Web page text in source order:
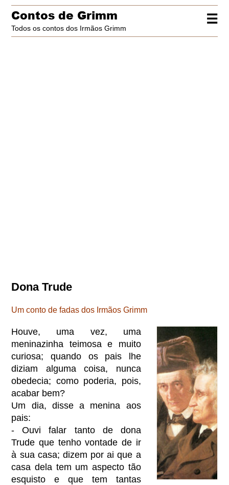
☰
Contos de Grimm
Todos os contos dos Irmãos Grimm
Dona Trude
Um conto de fadas dos Irmãos Grimm
Houve, uma vez, uma
meninazinha teimosa e muito
curiosa; quando os pais lhe
diziam alguma coisa, nunca
obedecia; como poderia, pois,
acabar bem?
Um dia, disse a menina aos
pais:
- Ouvi falar tanto de dona
Trude que tenho vontade de ir
à sua casa; dizem por ai que a
casa dela tem um aspecto tão
esquisto e que tem tantas